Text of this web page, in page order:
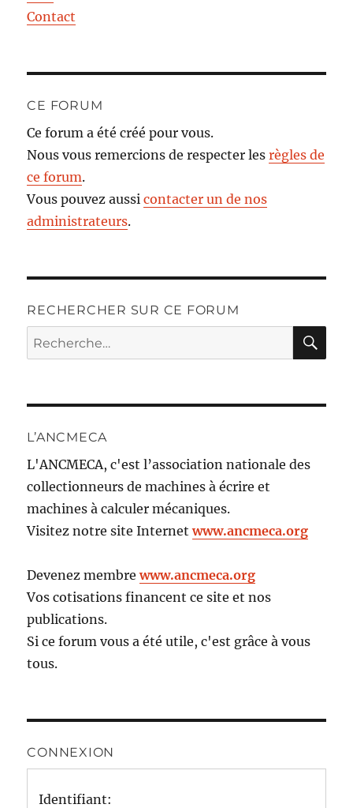
Contact
CE FORUM
Ce forum a été créé pour vous.
Nous vous remercions de respecter lesrègles de
ce forum.
Vous pouvez aussicontacter un de nos
administrateurs.
RECHERCHER SUR CE FORUM
Recherche
pour :
L’ANCMECA
L'ANCMECA, c'est l’association nationale des
collectionneurs de machines à écrire et
machines à calculer mécaniques.
Visitez notre site Internetwww.ancmeca.org
Devenez membrewww.ancmeca.org
Vos cotisations financent ce site et nos
publications.
Si ce forum vous a été utile, c'est grâce à vous
tous.
CONNEXION
Identifiant: